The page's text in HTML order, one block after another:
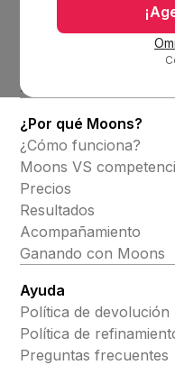
Alineadores invisibles
¿Por qué Moons?
¿Cómo funciona?
Moons VS
Precios
Resultados
Acompañamiento
Ganando con Moons
Ayuda
Política de devolución
Política de
Preguntas frecuentes